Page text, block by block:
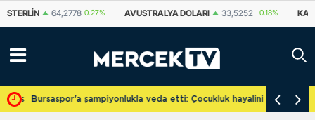
64,2778 0.27% AVUSTRALYA DOLARI 33,5252 -0.18%
Bursaspor'a şampiyonlukla veda etti: Çocukluk hayalini